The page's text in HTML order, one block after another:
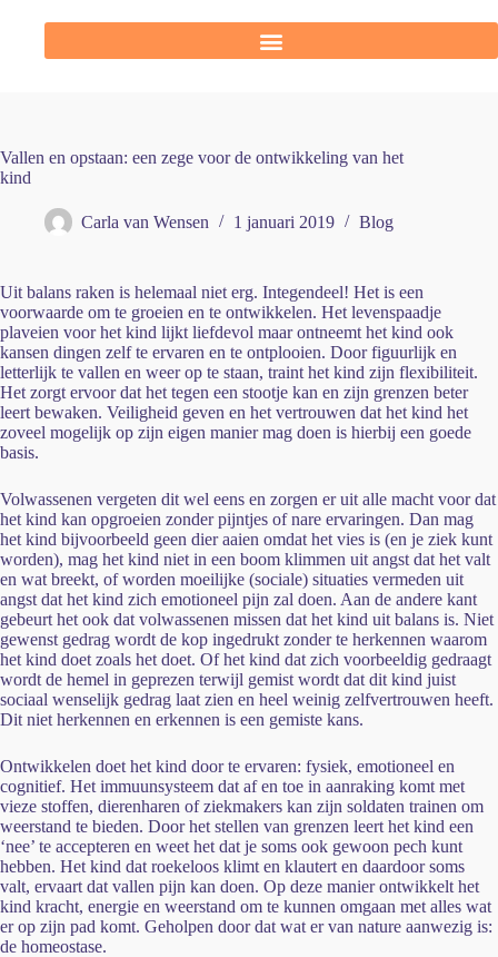
Vallen en opstaan: een zege voor de ontwikkeling van het
kind
Carla van Wensen 1 januari 2019 Blog
Uit balans raken is helemaal niet erg. Integendeel! Het is een
voorwaarde om te groeien en te ontwikkelen. Het levenspaadje
plaveien voor het kind lijkt liefdevol maar ontneemt het kind ook
kansen dingen zelf te ervaren en te ontplooien. Door figuurlijk en
letterlijk te vallen en weer op te staan, traint het kind zijn flexibiliteit.
Het zorgt ervoor dat het tegen een stootje kan en zijn grenzen beter
leert bewaken. Veiligheid geven en het vertrouwen dat het kind het
zoveel mogelijk op zijn eigen manier mag doen is hierbij een goede
basis.
Volwassenen vergeten dit wel eens en zorgen er uit alle macht voor dat
het kind kan opgroeien zonder pijntjes of nare ervaringen. Dan mag
het kind bijvoorbeeld geen dier aaien omdat het vies is (en je ziek kunt
worden), mag het kind niet in een boom klimmen uit angst dat het valt
en wat breekt, of worden moeilijke (sociale) situaties vermeden uit
angst dat het kind zich emotioneel pijn zal doen. Aan de andere kant
gebeurt het ook dat volwassenen missen dat het kind uit balans is. Niet
gewenst gedrag wordt de kop ingedrukt zonder te herkennen waarom
het kind doet zoals het doet. Of het kind dat zich voorbeeldig gedraagt
wordt de hemel in geprezen terwijl gemist wordt dat dit kind juist
sociaal wenselijk gedrag laat zien en heel weinig zelfvertrouwen heeft.
Dit niet herkennen en erkennen is een gemiste kans.
Ontwikkelen doet het kind door te ervaren: fysiek, emotioneel en
cognitief. Het immuunsysteem dat af en toe in aanraking komt met
vieze stoffen, dierenharen of ziekmakers kan zijn soldaten trainen om
weerstand te bieden. Door het stellen van grenzen leert het kind een
‘nee’ te accepteren en weet het dat je soms ook gewoon pech kunt
hebben. Het kind dat roekeloos klimt en klautert en daardoor soms
valt, ervaart dat vallen pijn kan doen. Op deze manier ontwikkelt het
kind kracht, energie en weerstand om te kunnen omgaan met alles wat
er op zijn pad komt. Geholpen door dat wat er van nature aanwezig is:
de homeostase.